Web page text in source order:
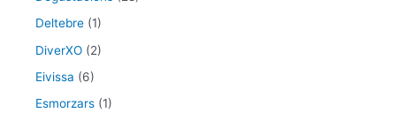
Deltebre (1)
DiverXO (2)
Eivissa (6)
Esmorzars (1)